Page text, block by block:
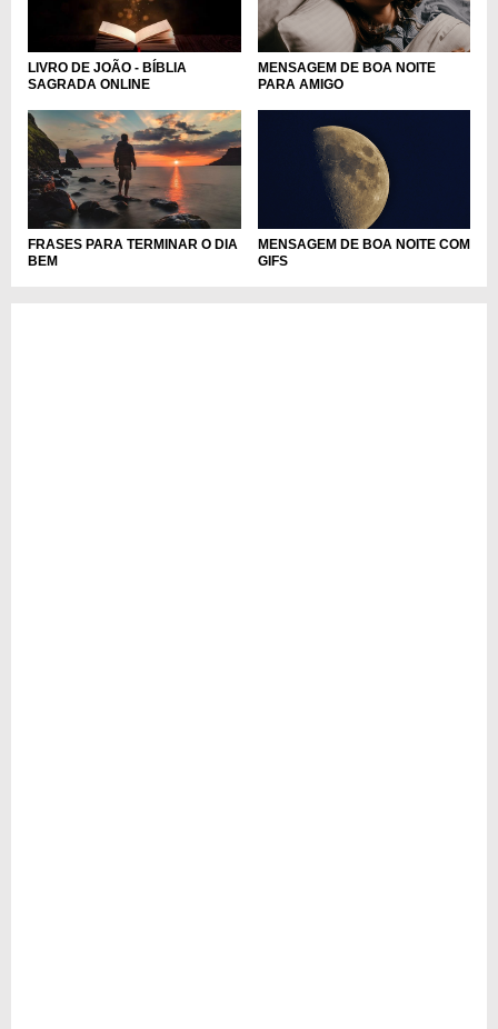
LIVRO DE JOÃO - BÍBLIA
SAGRADA ONLINE
MENSAGEM DE BOA NOITE
PARA AMIGO
FRASES PARA TERMINAR O DIA
BEM
MENSAGEM DE BOA NOITE COM
GIFS